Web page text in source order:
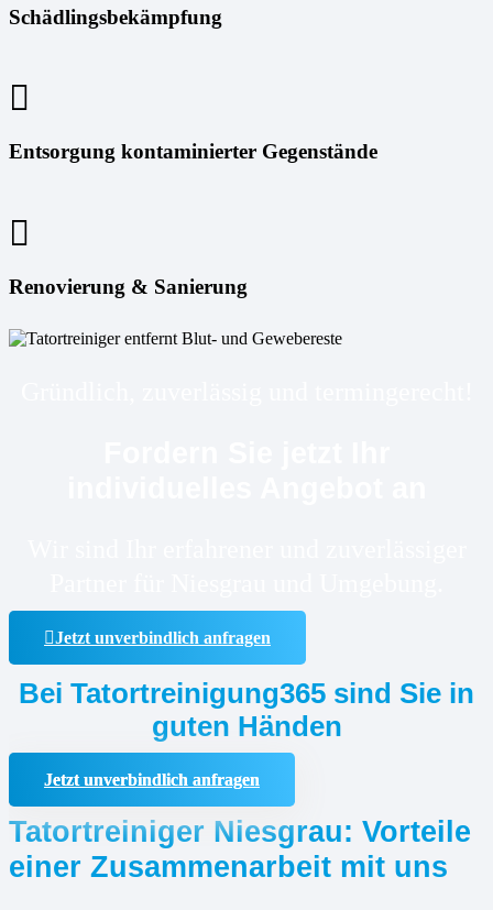
Schädlingsbekämpfung
Entsorgung kontaminierter Gegenstände
Renovierung & Sanierung
Jetzt unverbindlich anfragen
Bei Tatortreinigung365 sind Sie in
guten Händen
Jetzt unverbindlich anfragen
Tatortreiniger Niesgrau: Vorteile
einer Zusammenarbeit mit uns